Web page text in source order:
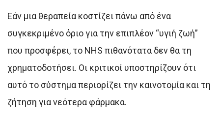
Εάν μια θεραπεία κοστίζει πάνω από ένα
συγκεκριμένο όριο για την επιπλέον “υγιή ζωή”
που προσφέρει, το NHS πιθανότατα δεν θα τη
χρηματοδοτήσει. Οι κριτικοί υποστηρίζουν ότι
αυτό το σύστημα περιορίζει την καινοτομία και τη
ζήτηση για νεότερα φάρμακα.